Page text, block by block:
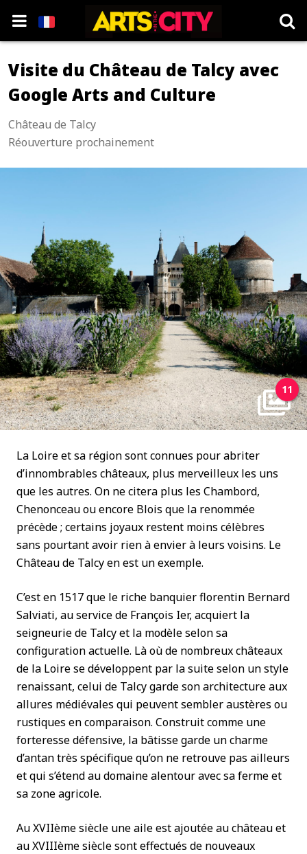
Visite du Château de Talcy avec
Google Arts and Culture
Château de Talcy
Réouverture prochainement
11
La Loire et sa région sont connues pour abriter
d’innombrables châteaux, plus merveilleux les uns
que les autres. On ne citera plus les Chambord,
Chenonceau ou encore Blois que la renommée
précède ; certains joyaux restent moins célèbres
sans pourtant avoir rien à envier à leurs voisins. Le
Château de Talcy en est un exemple.
C’est en 1517 que le riche banquier florentin Bernard
Salviati, au service de François Ier, acquiert la
seigneurie de Talcy et la modèle selon sa
configuration actuelle. Là où de nombreux châteaux
de la Loire se développent par la suite selon un style
renaissant, celui de Talcy garde son architecture aux
allures médiévales qui peuvent sembler austères ou
rustiques en comparaison. Construit comme une
forteresse défensive, la bâtisse garde un charme
d’antan très spécifique qu’on ne retrouve pas ailleurs
et qui s’étend au domaine alentour avec sa ferme et
sa zone agricole.
Au XVIIème siècle une aile est ajoutée au château et
au XVIIIème siècle sont effectués de nouveaux